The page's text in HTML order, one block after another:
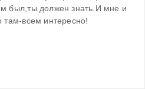
был,ты должен знать.И мне и
там-всем интересно!